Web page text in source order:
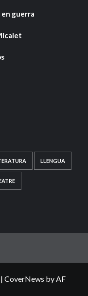
guerra
LLENGUA
| CoverNews by AF